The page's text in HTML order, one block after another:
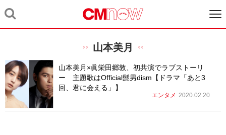
山本美月
山本美月×眞栄田郷敦、初共演でラブストーリ
ー 主題歌はOfficial髭男dism【ドラマ「あと3
回、君に会える」】
エンタメ 2020.02.20